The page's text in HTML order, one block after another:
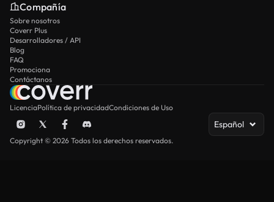
Compañía
Sobre nosotros
Coverr Plus
Desarrolladores / API
Blog
FAQ
Promociona
Contáctanos
LicenciaPolítica de privacidadCondiciones de Uso
Español
Copyright © 2026 Todos los derechos reservados.